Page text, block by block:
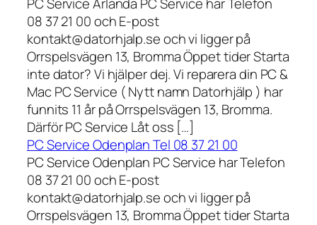
PC Service Arlanda PC Service har Telefon
08 37 21 00 och E-post
kontakt@datorhjalp.se och vi ligger på
Orrspelsvägen 13, Bromma Öppet tider Starta
inte dator? Vi hjälper dej. Vi reparera din PC &
Mac PC Service ( Nytt namn Datorhjälp ) har
funnits 11 år på Orrspelsvägen 13, Bromma.
Därför PC Service Låt oss […]
PC Service Odenplan Tel 08 37 21 00
PC Service Odenplan PC Service har Telefon
08 37 21 00 och E-post
kontakt@datorhjalp.se och vi ligger på
Orrspelsvägen 13, Bromma Öppet tider Starta